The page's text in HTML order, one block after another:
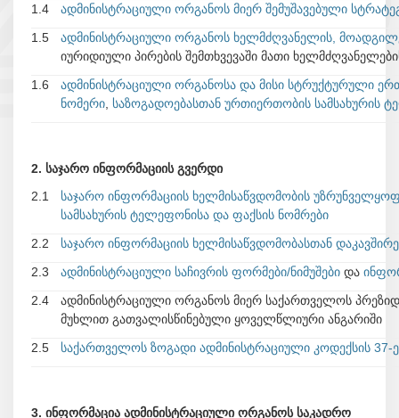
1.4
ადმინისტრაციული ორგანოს მიერ შემუშავებული
1.5
ადმინისტრაციული ორგანოს ხელმძღვანელის,
იურიდიული პირების შემთხვევაში მათი
1.6
ადმინისტრაციული ორგანოსა და მისი სტრუქტურული
ნომერი საზოგადოებასთან ურთიერთობის სამსახურის
2. საჯარო ინფორმაციის გვერდი
2.1
საჯარო ინფორმაციის ხელმისაწვდომობის
სამსახურის ტელეფონისა და ფაქსის ნომრები
2.2
საჯარო ინფორმაციის ხელმისაწვდომობასთან
2.3
ადმინისტრაციული საჩივრის ფორმები/ნიმუშები და
2.4
ადმინისტრაციული ორგანოს მიერ საქართველოს
მუხლით გათვალისწინებული ყოველწლიური ანგარიში
2.5
საქართველოს ზოგადი ადმინისტრაციული კოდექსის 37-ე
3. ინფორმაცია ადმინისტრაციული ორგანოს საკადრო